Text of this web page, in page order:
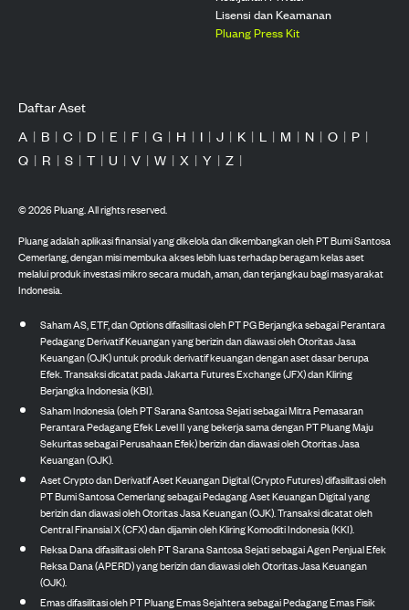
Lisensi dan Keamanan
Pluang Press Kit
Daftar Aset
A | B | C | D | E | F | G | H | I | J | K | L | M | N | O | P |
Q | R | S | T | U | V | W | X | Y | Z |
©2026Pluang. All rights reserved.
Pluang adalah aplikasi finansial yang dikelola dan dikembangkan oleh PT Bumi Santosa
Cemerlang, dengan misi membuka akses lebih luas terhadap beragam kelas aset
melalui produk investasi mikro secara mudah, aman, dan terjangkau bagi masyarakat
Indonesia.
Saham AS, ETF, dan Options difasilitasi oleh PT PG Berjangka sebagai Perantara
Pedagang Derivatif Keuangan yang berizin dan diawasi oleh Otoritas Jasa
Keuangan (OJK) untuk produk derivatif keuangan dengan aset dasar berupa
Efek. Transaksi dicatat pada Jakarta Futures Exchange (JFX) dan Kliring
Berjangka Indonesia (KBI).
Saham Indonesia (oleh PT Sarana Santosa Sejati sebagai Mitra Pemasaran
Perantara Pedagang Efek Level II yang bekerja sama dengan PT Pluang Maju
Sekuritas sebagai Perusahaan Efek) berizin dan diawasi oleh Otoritas Jasa
Keuangan (OJK).
Aset Crypto dan Derivatif Aset Keuangan Digital (Crypto Futures) difasilitasi oleh
PT Bumi Santosa Cemerlang sebagai Pedagang Aset Keuangan Digital yang
berizin dan diawasi oleh Otoritas Jasa Keuangan (OJK). Transaksi dicatat oleh
Central Finansial X (CFX) dan dijamin oleh Kliring Komoditi Indonesia (KKI).
Reksa Dana difasilitasi oleh PT Sarana Santosa Sejati sebagai Agen Penjual Efek
Reksa Dana (APERD) yang berizin dan diawasi oleh Otoritas Jasa Keuangan
(OJK).
Emas difasilitasi oleh PT Pluang Emas Sejahtera sebagai Pedagang Emas Fisik